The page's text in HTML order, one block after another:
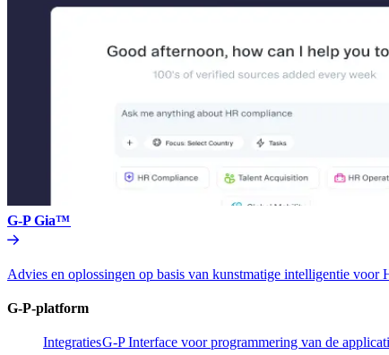
G-P Gia™​​
Advies en oplossingen op basis van kunstmatige intelligentie
G-P-platform​​
Integraties​​G-P Interface voor programmering van de